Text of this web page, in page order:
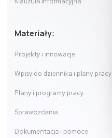
Materiały:
Projekty i innowacje
Wpisy do dziennika i plany pracy
Plany i programy pracy
Sprawozdania
Dokumentacja i pomoce